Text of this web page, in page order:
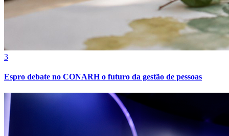
Grêmio
3
Espro debate no CONARH o futuro da gestão de pessoas